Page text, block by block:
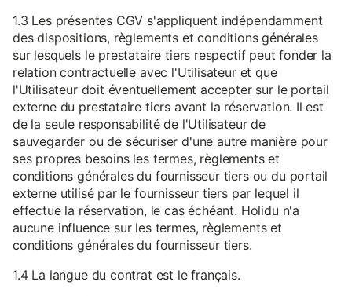
1.3 Les présentes CGV s'appliquent indépendamment
des dispositions, règlements et conditions générales
sur lesquels le prestataire tiers respectif peut fonder la
relation contractuelle avec l'Utilisateur et que
l'Utilisateur doit éventuellement accepter sur le portail
externe du prestataire tiers avant la réservation. Il est
de la seule responsabilité de l'Utilisateur de
sauvegarder ou de sécuriser d'une autre manière pour
ses propres besoins les termes, règlements et
conditions générales du fournisseur tiers ou du portail
externe utilisé par le fournisseur tiers par lequel il
effectue la réservation, le cas échéant. Holidu n'a
aucune influence sur les termes, règlements et
conditions générales du fournisseur tiers.
1.4 La langue du contrat est le français.